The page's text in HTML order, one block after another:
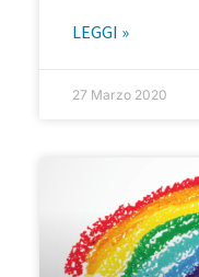
LEGGI »
27 Marzo 2020